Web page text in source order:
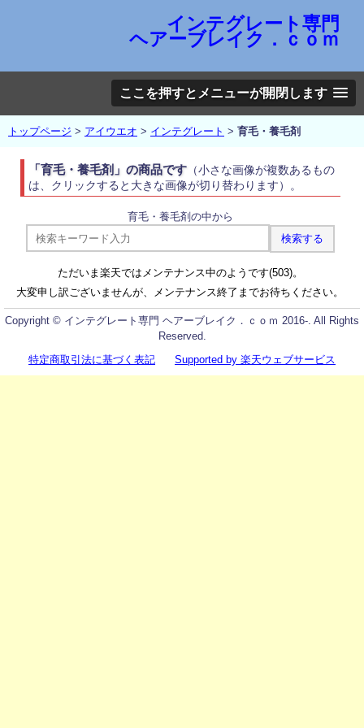
インテグレート専門
ヘアーブレイク．ｃｏｍ
「育毛・養毛剤」の商品です （小さな画像が複数あるもの
は、クリックすると大きな画像が切り替わります）。
育毛・養毛剤の中から
ただいま楽天ではメンテナンス中のようです(503)。
大変申し訳ございませんが、メンテナンス終了までお待ちください。
トップページ > アイウエオ > インテグレート > 育毛・養毛剤
ここを押すとメニューが開閉します
Copyright © インテグレート専門 ヘアーブレイク．ｃｏｍ 2016-. All Rights
Reserved.
特定商取引法に基づく表記
Supported by 楽天ウェブサービス